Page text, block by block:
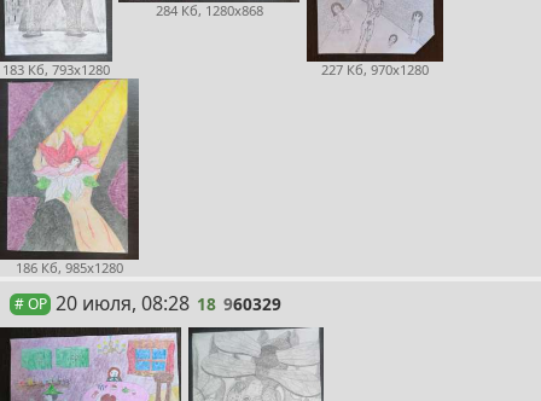
183 Кб, 793x1280
284 Кб, 1280x868
227 Кб, 970x1280
186 Кб, 985x1280
# OP 18
20 июля, 08:28 18 960329